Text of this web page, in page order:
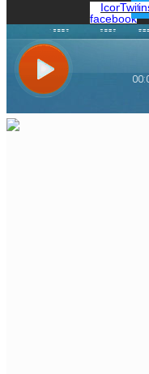
Icon-
facebook